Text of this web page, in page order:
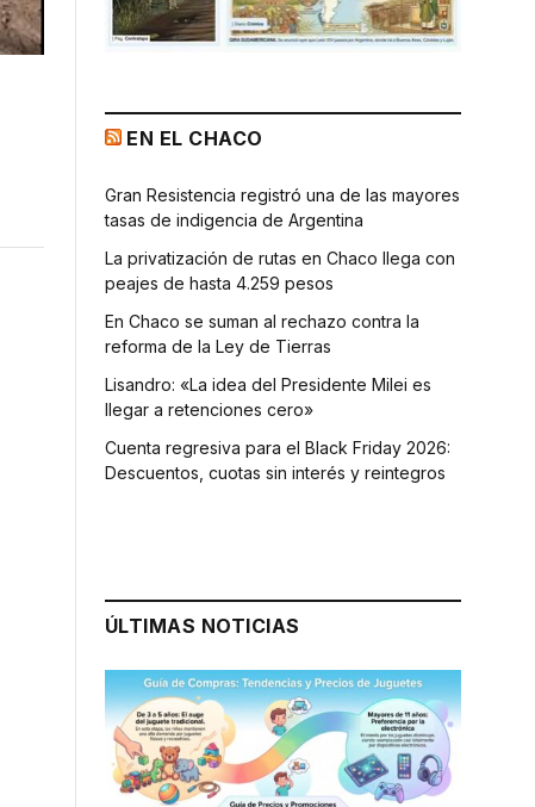
EN EL CHACO
Gran Resistencia registró una de las mayores
tasas de indigencia de Argentina
La privatización de rutas en Chaco llega con
peajes de hasta 4.259 pesos
En Chaco se suman al rechazo contra la
reforma de la Ley de Tierras
Lisandro: «La idea del Presidente Milei es
llegar a retenciones cero»
Cuenta regresiva para el Black Friday 2026:
Descuentos, cuotas sin interés y reintegros
ÚLTIMAS NOTICIAS